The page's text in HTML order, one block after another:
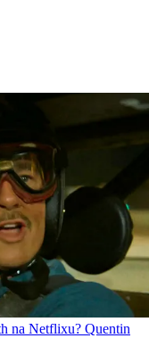
na Netflixu? Quentin